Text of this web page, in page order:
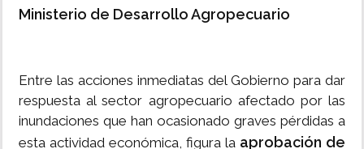
Ministerio de Desarrollo Agropecuario
Entre las acciones inmediatas del Gobierno para dar
respuesta al sector agropecuario afectado por las
inundaciones que han ocasionado graves pérdidas a
esta actividad económica, figura la aprobación de